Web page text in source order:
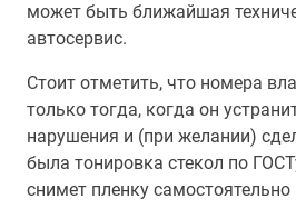
может быть ближайшая
автосервис.
Стоит отметить, что номера
только тогда, когда он
нарушения и (при желании)
была тонировка стекол по
снимет пленку самостоятельно